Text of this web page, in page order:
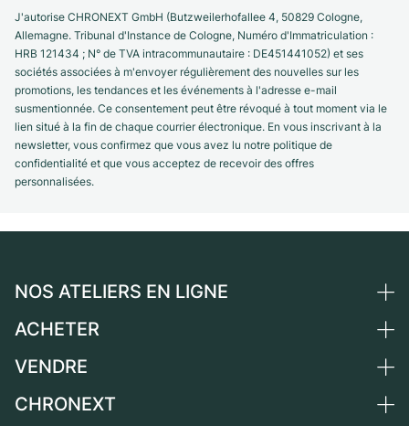
J'autorise CHRONEXT GmbH (Butzweilerhofallee 4, 50829 Cologne,
Allemagne. Tribunal d'Instance de Cologne, Numéro d'Immatriculation :
HRB 121434 ; N° de TVA intracommunautaire : DE451441052) et ses
sociétés associées à m'envoyer régulièrement des nouvelles sur les
promotions, les tendances et les événements à l'adresse e-mail
susmentionnée. Ce consentement peut être révoqué à tout moment via le
lien situé à la fin de chaque courrier électronique. En vous inscrivant à la
newsletter, vous confirmez que vous avez lu notre politique de
confidentialité et que vous acceptez de recevoir des offres
personnalisées.
NOS ATELIERS EN LIGNE
Allemagne
Suisse
ACHETER
Toutes les montres de luxe
VENDRE
Vendre une montre
CHRONEXT